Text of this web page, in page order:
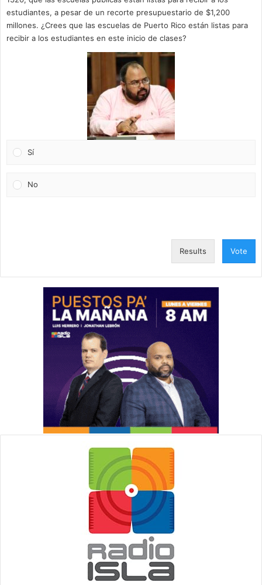
estudiantes, a pesar de un recorte presupuestario de $1,200
millones. ¿Crees que las escuelas de Puerto Rico están listas para
recibir a los estudiantes en este inicio de clases?
Sí
No
Results Vote